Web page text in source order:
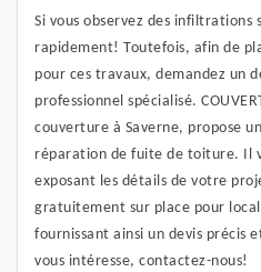
Si vous observez des infiltrations
rapidement! Toutefois, afin de
pour ces travaux, demandez un
professionnel spécialisé.
couverture à Saverne, propose
réparation de fuite de toiture. Il
exposant les détails de votre
gratuitement sur place pour
fournissant ainsi un devis précis
vous intéresse, contactez-nous!